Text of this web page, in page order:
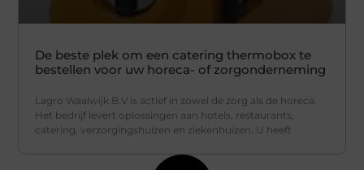
De beste plek om een catering thermobox te
bestellen voor uw horeca- of zorgonderneming
Lagro Waalwijk B.V is actief in zowel de zorg als de horeca.
Het bedrijf levert oplossingen aan hotels, restaurants,
catering, verzorgingshuizen en ziekenhuizen. U heeft